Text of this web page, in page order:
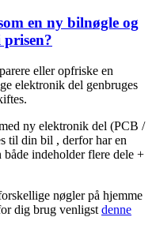
en ny bilnøgle og
eller opfriske en
elektronik del genbruges
ny elektronik del (PCB /
til din bil , derfor har en
indeholder flere dele +
nøgler på hjemme
dig brug venligst denne